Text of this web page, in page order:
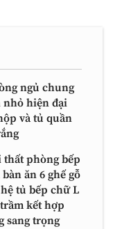
ngủ chung
hiện đại
và tủ quần
phòng bếp
ăn 6 ghế gỗ
tủ bếp chữ L
kết hợp
sang trọng